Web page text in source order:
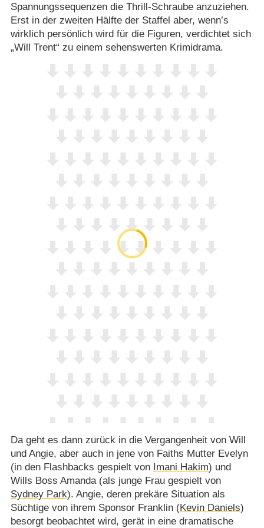
Spannungssequenzen die Thrill-Schraube anzuziehen.
Erst in der zweiten Hälfte der Staffel aber, wenn’s
wirklich persönlich wird für die Figuren, verdichtet sich
„Will Trent“ zu einem sehenswerten Krimidrama.
Da geht es dann zurück in die Vergangenheit von Will
und Angie, aber auch in jene von Faiths Mutter Evelyn
(in den Flashbacks gespielt von Imani Hakim) und
Wills Boss Amanda (als junge Frau gespielt von
Sydney Park). Angie, deren prekäre Situation als
Süchtige von ihrem Sponsor Franklin (Kevin Daniels)
besorgt beobachtet wird, gerät in eine dramatische